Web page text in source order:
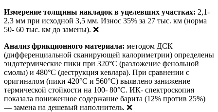
Измерение толщины накладок в уцелевших участках: 2,1-
2,3 мм при исходной 3,5 мм. Износ 35% за 27 тыс. км (норма
50- 60 тыс. км до замены). ❌
Анализ фрикционного материала: методом ДСК
(дифференциальной сканирующей калориметрии) определены
эндотермические пики при 320°C (разложение фенольной
смолы) и 480°C (деструкция кевлара). При сравнении с
оригиналом (пики 420°C и 560°C) выявлено занижение
термической стойкости на 100- 80°C. ИК- спектроскопия
показала пониженное содержание барита (12% против 25%)
— замена на дешевый наполнитель. ❌